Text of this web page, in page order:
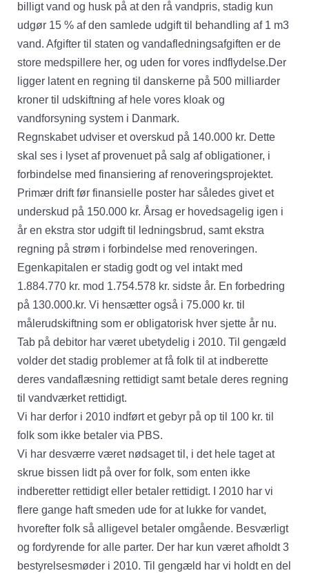
billigt vand og husk på at den rå vandpris, stadig kun
udgør 15 % af den samlede udgift til behandling af 1 m3
vand. Afgifter til staten og vandafledningsafgiften er de
store medspillere her, og uden for vores indflydelse.Der
ligger latent en regning til danskerne på 500 milliarder
kroner til udskiftning af hele vores kloak og
vandforsyning system i Danmark.
Regnskabet udviser et overskud på 140.000 kr. Dette
skal ses i lyset af provenuet på salg af obligationer, i
forbindelse med finansiering af renoveringsprojektet.
Primær drift før finansielle poster har således givet et
underskud på 150.000 kr. Årsag er hovedsagelig igen i
år en ekstra stor udgift til ledningsbrud, samt ekstra
regning på strøm i forbindelse med renoveringen.
Egenkapitalen er stadig godt og vel intakt med
1.884.770 kr. mod 1.754.578 kr. sidste år. En forbedring
på 130.000.kr. Vi hensætter også i 75.000 kr. til
målerudskiftning som er obligatorisk hver sjette år nu.
Tab på debitor har været ubetydelig i 2010. Til gengæld
volder det stadig problemer at få folk til at indberette
deres vandaflæsning rettidigt samt betale deres regning
til vandværket rettidigt.
Vi har derfor i 2010 indført et gebyr på op til 100 kr. til
folk som ikke betaler via PBS.
Vi har desværre været nødsaget til, i det hele taget at
skrue bissen lidt på over for folk, som enten ikke
indberetter rettidigt eller betaler rettidigt. I 2010 har vi
flere gange haft smeden ude for at lukke for vandet,
hvorefter folk så alligevel betaler omgående. Besværligt
og fordyrende for alle parter. Der har kun været afholdt 3
bestyrelsesmøder i 2010. Til gengæld har vi holdt en del